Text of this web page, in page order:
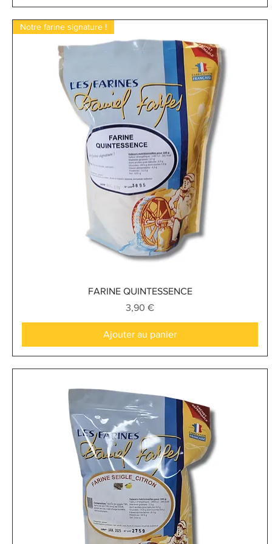
Aperçu rapide
Notre farine signature !
FARINE QUINTESSENCE
Prix
3,90 €
Ajouter au panier